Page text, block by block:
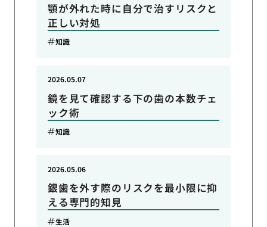
顎が外れた時に自分で治すリスクと
正しい対処
知識
鏡を見て確認する下の歯の本数チェ
ック術
2026.05.07
知識
銀歯を外す際のリスクを最小限に抑
える専門的知見
2026.05.06
生活